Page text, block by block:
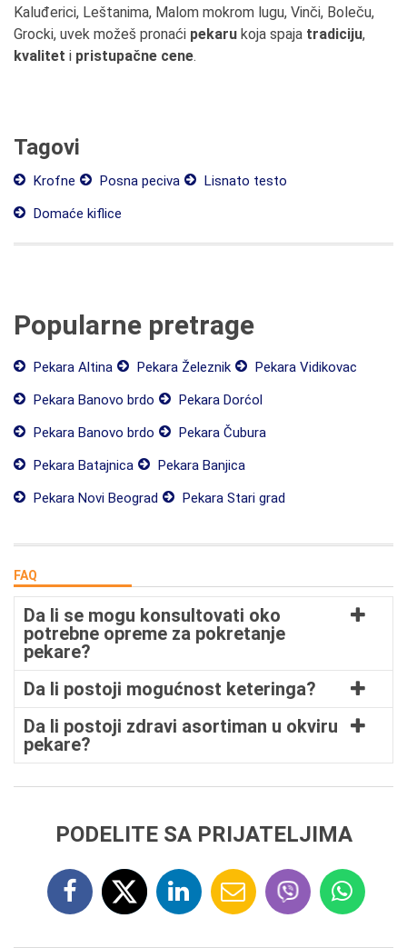
Kaluđerici, Leštanima, Malom mokrom lugu, Vinči, Boleču,
Grocki, uvek možeš pronaći pekaru koja spaja tradiciju,
kvalitet i pristupačne cene.
Tagovi
Krofne Posna peciva
Lisnato testo
Domaće kiflice
Popularne pretrage
Pekara Altina Pekara Železnik
Pekara Vidikovac
Pekara Banovo brdo
Pekara Dorćol
Pekara Banovo brdo
Pekara Čubura
Pekara Batajnica
Pekara Banjica
Pekara Novi Beograd
Pekara Stari grad
FAQ
Da li se mogu konsultovati oko
potrebne opreme za pokretanje
pekare?
Da li postoji mogućnost keteringa?
Da li postoji zdravi asortiman u okviru
pekare?
PODELITE SA PRIJATELJIMA